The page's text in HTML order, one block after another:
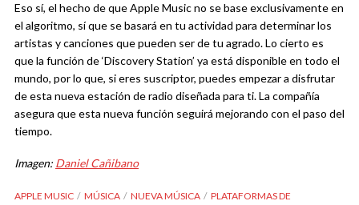
Eso sí, el hecho de que Apple Music no se base exclusivamente en
el algoritmo, sí que se basará en tu actividad para determinar los
artistas y canciones que pueden ser de tu agrado. Lo cierto es
que la función de ‘Discovery Station’ ya está disponible en todo el
mundo, por lo que, si eres suscriptor, puedes empezar a disfrutar
de esta nueva estación de radio diseñada para ti. La compañía
asegura que esta nueva función seguirá mejorando con el paso del
tiempo.
Imagen: Daniel Cañibano
APPLE MUSIC MÚSICA NUEVA MÚSICA
PLATAFORMAS DE